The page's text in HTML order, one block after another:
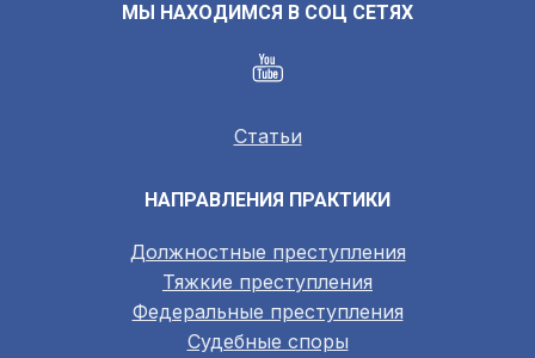
МЫ НАХОДИМСЯ В СОЦ СЕТЯХ
Статьи
НАПРАВЛЕНИЯ ПРАКТИКИ
Должностные преступления
Тяжкие преступления
Федеральные преступления
Судебные споры